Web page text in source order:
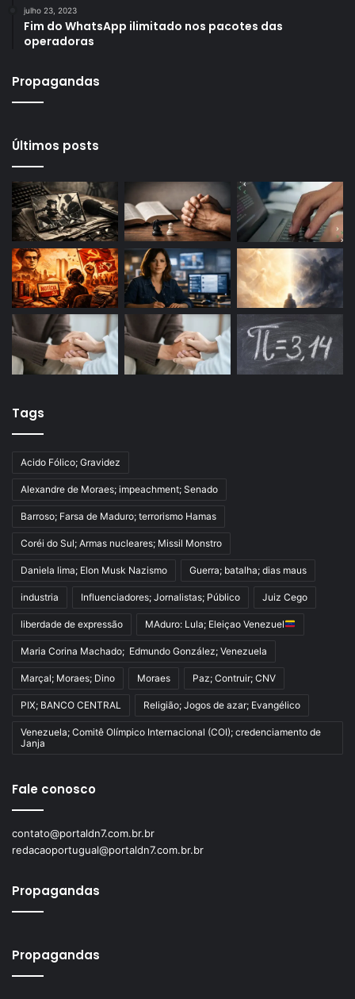
julho 23, 2023
Fim do WhatsApp ilimitado nos pacotes das
operadoras
Propagandas
Últimos posts
Tags
Acido Fólico; Gravidez
Alexandre de Moraes; impeachment; Senado
Barroso; Farsa de Maduro; terrorismo Hamas
Coréi do Sul; Armas nucleares; Missil Monstro
Daniela lima; Elon Musk Nazismo Guerra; batalha; dias maus
industria Influenciadores; Jornalistas; Público Juiz Cego
liberdade de expressão MAduro: Lula; Eleiçao Venezuel
Maria Corina Machado; Edmundo González; Venezuela
Marçal; Moraes; Dino Moraes Paz; Contruir; CNV
PIX; BANCO CENTRAL Religião; Jogos de azar; Evangélico
Venezuela; Comitê Olímpico Internacional (COI); credenciamento de
Janja
Fale conosco
contato@portaldn7.com.br.br
redacaoportugual@portaldn7.com.br.br
Propagandas
Propagandas